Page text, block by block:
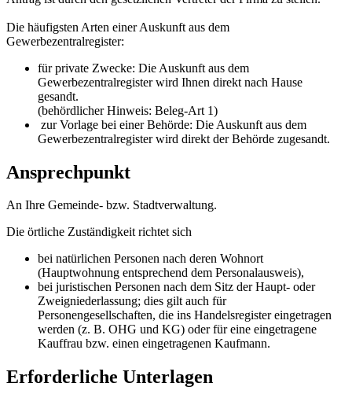
Die häufigsten Arten einer Auskunft aus dem
Gewerbezentralregister:
für private Zwecke: Die Auskunft aus dem
Gewerbezentralregister wird Ihnen direkt nach Hause
gesandt.
(behördlicher Hinweis: Beleg-Art 1)
zur Vorlage bei einer Behörde: Die Auskunft aus dem
Gewerbezentralregister wird direkt der Behörde zugesandt.
Ansprechpunkt
An Ihre Gemeinde- bzw. Stadtverwaltung.
Die örtliche Zuständigkeit richtet sich
bei natürlichen Personen nach deren Wohnort
(Hauptwohnung entsprechend dem Personalausweis),
bei juristischen Personen nach dem Sitz der Haupt- oder
Zweigniederlassung; dies gilt auch für
Personengesellschaften, die ins Handelsregister eingetragen
werden (z. B. OHG und KG) oder für eine eingetragene
Kauffrau bzw. einen eingetragenen Kaufmann.
Erforderliche Unterlagen